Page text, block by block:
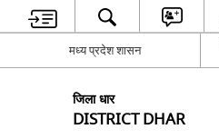
मध्य प्रदेश शासन
जिला धार
DISTRICT DHAR